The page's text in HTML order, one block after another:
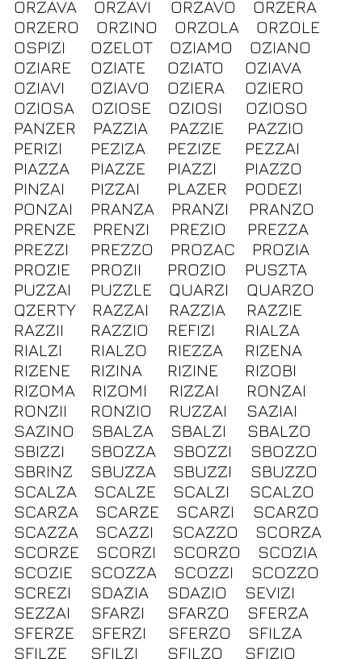
ORZAVA ORZAVI ORZAVO
ORZERA
ORZERO
ORZINO ORZOLA
ORZOLE
OSPIZI
OZELOT OZIAMO
OZIANO
OZIARE
OZIATE OZIATO
OZIAVA
OZIAVI
OZIAVO OZIERA
OZIERO
OZIOSA
OZIOSE OZIOSI
OZIOSO
PANZER
PAZZIA PAZZIE
PAZZIO
PERIZI
PEZIZA PEZIZE
PEZZAI
PIAZZA
PIAZZE PIAZZI
PIAZZO
PINZAI
PIZZAI PLAZER
PODEZI
PONZAI
PRANZA PRANZI
PRANZO
PRENZE
PRENZI PREZIO
PREZZA
PREZZI
PREZZO PROZAC
PROZIA
PROZIE
PROZII PROZIO
PUSZTA
PUZZAI
PUZZLE QUARZI
QUARZO
QZERTY
RAZZAI RAZZIA
RAZZIE
RAZZII
RAZZIO REFIZI
RIALZA
RIALZI
RIALZO RIEZZA
RIZENA
RIZENE
RIZINA RIZINE
RIZOBI
RIZOMA
RIZOMI RIZZAI
RONZAI
RONZII
RONZIO RUZZAI
SAZIAI
SAZINO
SBALZA SBALZI
SBALZO
SBIZZI
SBOZZA SBOZZI
SBOZZO
SBRINZ
SBUZZA SBUZZI
SBUZZO
SCALZA
SCALZE SCALZI
SCALZO
SCARZA
SCARZE SCARZI
SCARZO
SCAZZA
SCAZZI SCAZZO
SCORZA
SCORZE
SCORZI SCORZO
SCOZIA
SCOZIE
SCOZZA SCOZZI
SCOZZO
SCREZI
SDAZIA SDAZIO
SEVIZI
SEZZAI
SFARZI SFARZO
SFERZA
SFERZE
SFERZI SFERZO
SFILZA
SFILZE
SFILZI SFILZO
SFIZIO